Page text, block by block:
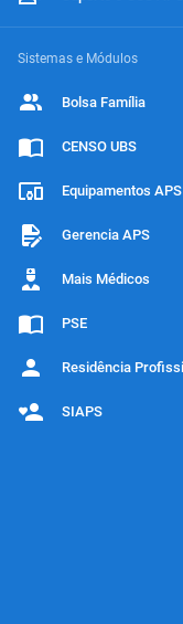
Sistemas e Módulos
Bolsa Família
CENSO UBS
Equipamentos APS
Gerencia APS
Mais Médicos
PSE
Residência
SIAPS